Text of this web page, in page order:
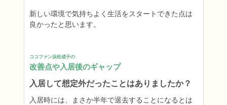
新しい環境で気持ちよく生活をスタートできた点は
良かったと思います。
ココファン浜松成子の
改善点や入居後のギャップ
入居して想定外だったことはありましたか？
入居時には、まさか半年で退去することになるとは